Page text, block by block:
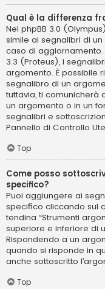
Qual è la differenza
Nel phpBB 3.0
simile ai segnalibri di
caso di aggiornamento.
3.3 (Proteus), i
argomento. È possibile
segnalibro di un
tuttavia, ti comunicherà
un argomento o in un
segnalibri e
Pannello di Controllo
Top
Come posso
specifico?
Puoi aggiungere ai
specifico cliccando sul
tendina “Strumenti
superiore e inferiore di
Rispondendo a un
quando si risponde in
anche sottoscritto
Top